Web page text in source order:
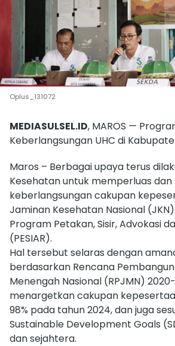
Oplus_131072
MEDIASULSEL.ID, MAROS —
Keberlangsungan UHC di
Maros – Berbagai upaya terus
Kesehatan untuk memperluas
keberlangsungan cakupan
Jaminan Kesehatan Nasional
Program Petakan, Sisir, Advokasi
(PESIAR).
Hal tersebut selaras dengan
berdasarkan Rencana
Menengah Nasional (RPJMN)
menargetkan cakupan
98% pada tahun 2024, dan juga
Sustainable Development Goals
dan sejahtera.